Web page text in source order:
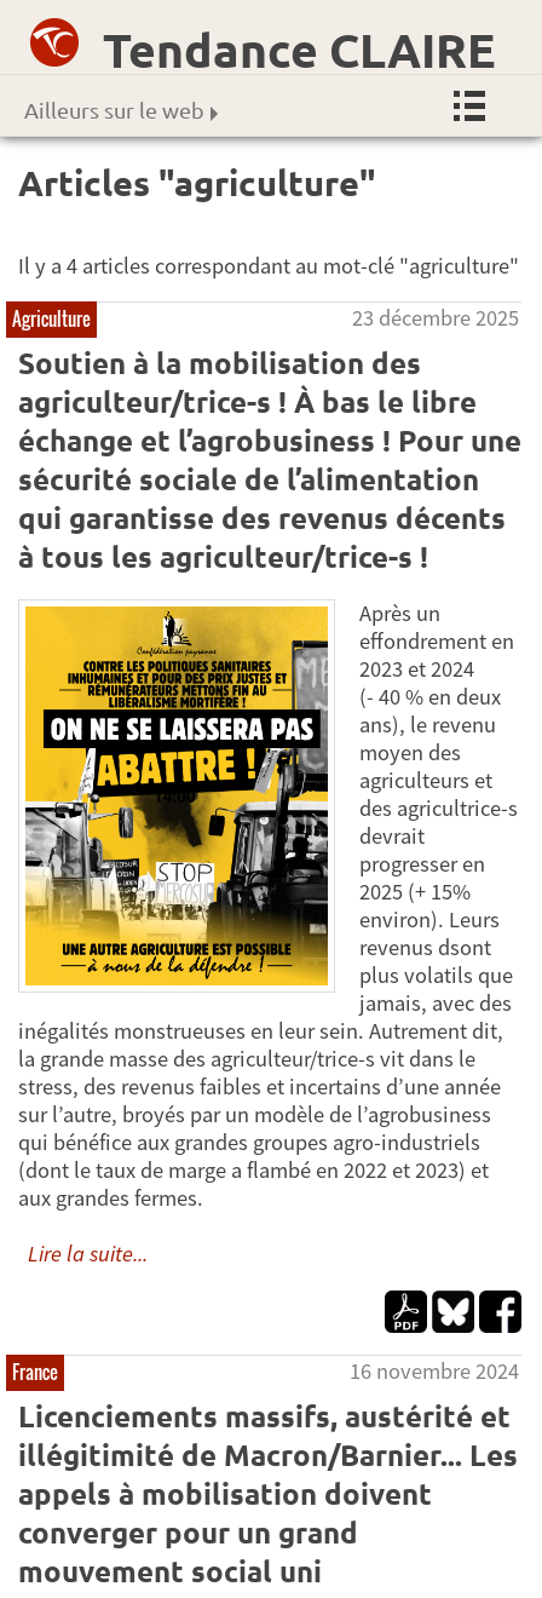
Tendance CLAIRE
Ailleurs sur le web
Articles "agriculture"
Il y a 4 articles correspondant au mot-clé "agriculture"
Agriculture 23 décembre 2025
Soutien à la mobilisation des
agriculteur/trice-s ! À bas le libre
échange et l’agrobusiness ! Pour une
sécurité sociale de l’alimentation
qui garantisse des revenus décents
à tous les agriculteur/trice-s !
Après un
effondrement en
2023 et 2024
(- 40 % en deux
ans), le revenu
moyen des
agriculteurs et
des agricultrice-s
devrait
progresser en
2025 (+ 15%
environ). Leurs
revenus dsont
plus volatils que
jamais, avec des
inégalités monstrueuses en leur sein. Autrement dit,
la grande masse des agriculteur/trice-s vit dans le
stress, des revenus faibles et incertains d’une année
sur l’autre, broyés par un modèle de l’agrobusiness
qui bénéfice aux grandes groupes agro-industriels
(dont le taux de marge a flambé en 2022 et 2023) et
aux grandes fermes.
Lire la suite...
France 16 novembre 2024
Licenciements massifs, austérité et
illégitimité de Macron/Barnier... Les
appels à mobilisation doivent
converger pour un grand
mouvement social uni